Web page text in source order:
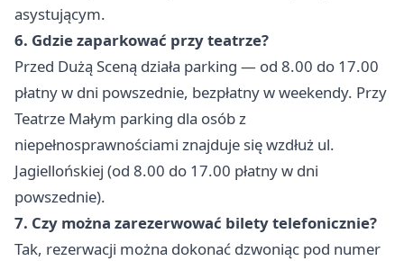
asystującym.
6. Gdzie zaparkować przy teatrze?
Przed Dużą Sceną działa parking — od 8.00 do 17.00
płatny w dni powszednie, bezpłatny w weekendy. Przy
Teatrze Małym parking dla osób z
niepełnosprawnościami znajduje się wzdłuż ul.
Jagiellońskiej (od 8.00 do 17.00 płatny w dni
powszednie).
7. Czy można zarezerwować bilety telefonicznie?
Tak, rezerwacji można dokonać dzwoniąc pod numer